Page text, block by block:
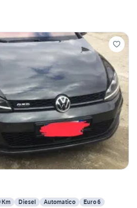
Km Diesel Automatico Euro 6